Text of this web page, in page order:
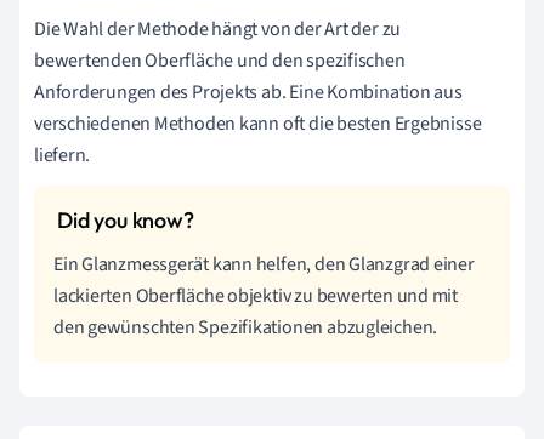
Die Wahl der Methode hängt von der Art der zu
bewertenden Oberfläche und den spezifischen
Anforderungen des Projekts ab. Eine Kombination aus
verschiedenen Methoden kann oft die besten Ergebnisse
liefern.
Ein Glanzmessgerät kann helfen, den Glanzgrad einer
lackierten Oberfläche objektiv zu bewerten und mit
den gewünschten Spezifikationen abzugleichen.